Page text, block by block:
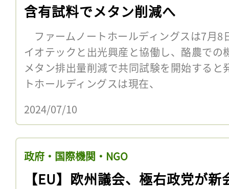
含有試料でメタン削減へ
ファームノートホールディングスは7月8
イオテックと出光興産と協働し、酪農で
メタン排出量削減で共同試験を開始する
トホールディングスは現在、
2024/07/10
政府・国際機関・NGO
【EU】欧州議会、極右政党が新